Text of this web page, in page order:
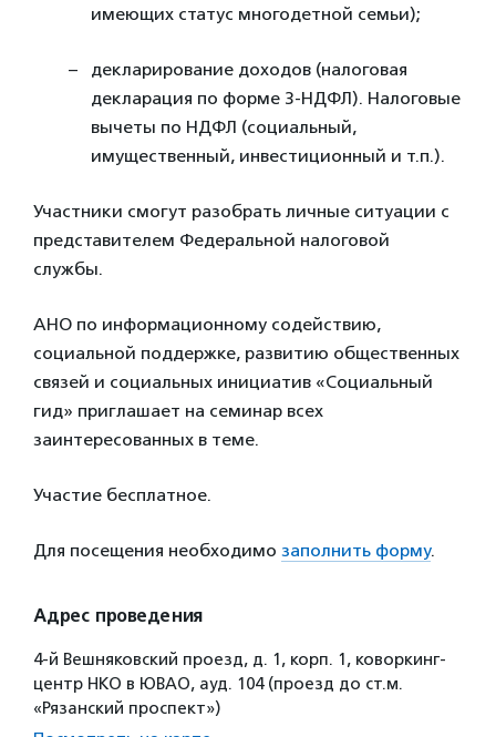
имеющих статус многодетной семьи);
декларирование доходов (налоговая
декларация по форме 3-НДФЛ). Налоговые
вычеты по НДФЛ (социальный,
имущественный, инвестиционный и т.п.).
Участники смогут разобрать личные ситуации с
представителем Федеральной налоговой
службы.
АНО по информационному содействию,
социальной поддержке, развитию общественных
связей и социальных инициатив «Социальный
гид» приглашает на семинар всех
заинтересованных в теме.
Участие бесплатное.
Для посещения необходимо заполнить форму.
Адрес проведения
4-й Вешняковский проезд, д. 1, корп. 1, коворкинг-
центр НКО в ЮВАО, ауд. 104 (проезд до ст.м.
«Рязанский проспект»)